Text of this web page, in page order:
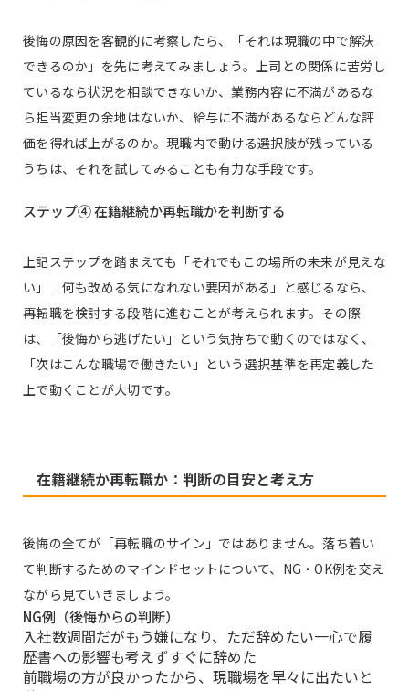
後悔の原因を客観的に考察したら、「それは現職の中で解決
できるのか」を先に考えてみましょう。上司との関係に苦労し
ているなら状況を相談できないか、業務内容に不満があるな
ら担当変更の余地はないか、給与に不満があるならどんな評
価を得れば上がるのか。現職内で動ける選択肢が残っている
うちは、それを試してみることも有力な手段です。
ステップ④ 在籍継続か再転職かを判断する
上記ステップを踏まえても「それでもこの場所の未来が見えな
い」「何も改める気になれない要因がある」と感じるなら、
再転職を検討する段階に進むことが考えられます。その際
は、「後悔から逃げたい」という気持ちで動くのではなく、
「次はこんな職場で働きたい」という選択基準を再定義した
上で動くことが大切です。
在籍継続か再転職か：判断の目安と考え方
後悔の全てが「再転職のサイン」ではありません。落ち着い
て判断するためのマインドセットについて、NG・OK例を交え
ながら見ていきましょう。
NG例（後悔からの判断）
入社数週間だがもう嫌になり、ただ辞めたい一心で履
歴書への影響も考えずすぐに辞めた
前職場の方が良かったから、現職場を早々に出たいと